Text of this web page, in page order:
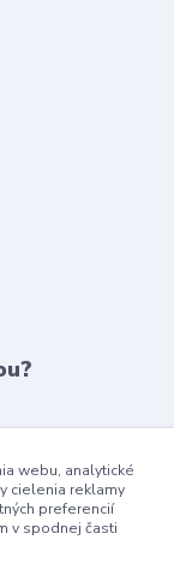
webu, analytické
cielenia reklamy
preferencií
v spodnej časti